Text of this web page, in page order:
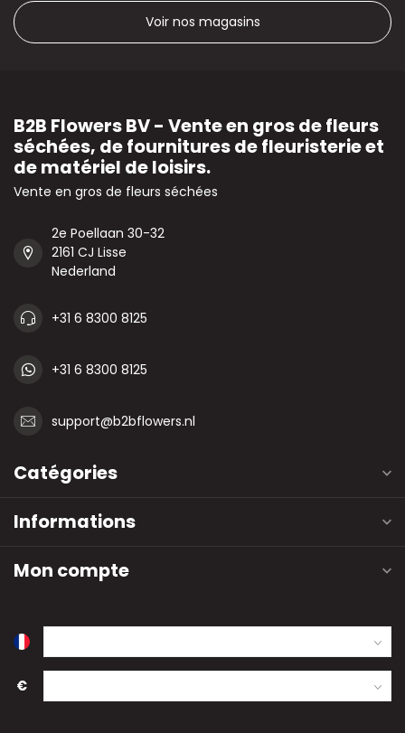
Voir nos magasins
B2B Flowers BV - Vente en gros de fleurs
séchées, de fournitures de fleuristerie et
de matériel de loisirs.
Vente en gros de fleurs séchées
2e Poellaan 30-32
2161 CJ Lisse
Nederland
+31 6 8300 8125
+31 6 8300 8125
support@b2bflowers.nl
Catégories
Informations
Mon compte
€